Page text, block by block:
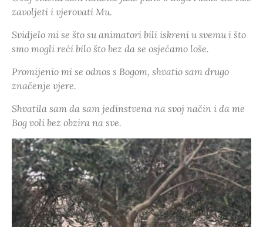
zavoljeti i vjerovati Mu.
Svidjelo mi se što su animatori bili iskreni u svemu i što
smo mogli reći bilo što bez da se osjećamo loše.
Promijenio mi se odnos s Bogom, shvatio sam drugo
značenje vjere.
Shvatila sam da sam jedinstvena na svoj način i da me
Bog voli bez obzira na sve.